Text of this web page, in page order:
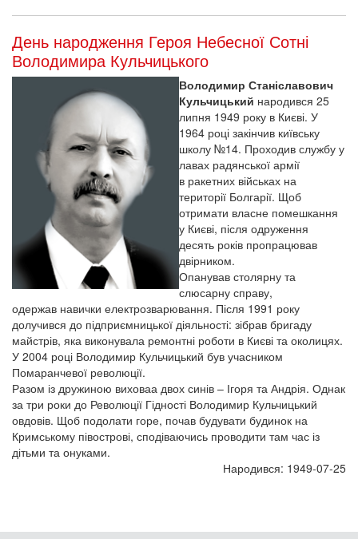
День народження Героя Небесної Сотні
Володимира Кульчицького
Володимир Станіславович
Кульчицький народився 25
липня 1949 року в Києві. У
1964 році закінчив київську
школу №14. Проходив службу у
лавах радянської армії
в ракетних військах на
території Болгарії. Щоб
отримати власне помешкання
у Києві, після одруження
десять років пропрацював
двірником.
Опанував столярну та
слюсарну справу,
одержав навички електрозварювання. Після 1991 року
долучився до підприємницької діяльності: зібрав бригаду
майстрів, яка виконувала ремонтні роботи в Києві та околицях.
У 2004 році Володимир Кульчицький був учасником
Помаранчевої революції.
Разом із дружиною виховаа двох синів – Ігоря та Андрія. Однак
за три роки до Революції Гідності Володимир Кульчицький
овдовів. Щоб подолати горе, почав будувати будинок на
Кримському півострові, сподіваючись проводити там час із
дітьми та онуками.
Народився: 1949-07-25